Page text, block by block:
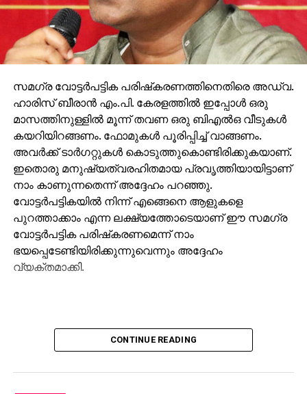
സമഗ്ര വോട്ടര്‍പട്ടിക പരിഷ്‌കരണത്തിനെതിരെ അഡ്വ.
ഹാരിസ് ബീരാന്‍ എം.പി. കേരളത്തില്‍ ഇപ്പോള്‍ ഒരു
മാസത്തിനുള്ളില്‍ മൂന്ന് തവണ ഒരു ബിഎല്‍ഒ വീടുകള്‍
കയറിയിറങ്ങണം. ഫോമുകള്‍ പൂരിപ്പിച്ച് വാങ്ങണം.
അവര്‍ക്ക് ടാര്‍ഗറ്റുകള്‍ കൊടുത്തുകൊണ്ടിരിക്കുകയാണ്.
ഇതൊരു മനുഷ്യത്വരഹിതമായ പ്രവൃത്തിയായിട്ടാണ്
നാം കാണുന്നതെന്ന് അദ്ദേഹം പറഞ്ഞു.
വോട്ടര്‍പട്ടികയില്‍ നിന്ന് എങ്ങെനെ ആളുകളെ
പുറത്താക്കാം എന്ന ലക്ഷ്യത്തോടെയാണ് ഈ സമഗ്ര
വോട്ടര്‍പട്ടിക പരിഷ്‌കരണമെന്ന് നാം
ഭയപ്പെടേണ്ടിയിരിക്കുന്നുവെന്നും അദ്ദേഹം
വ്യക്തമാക്കി.
CONTINUE READING